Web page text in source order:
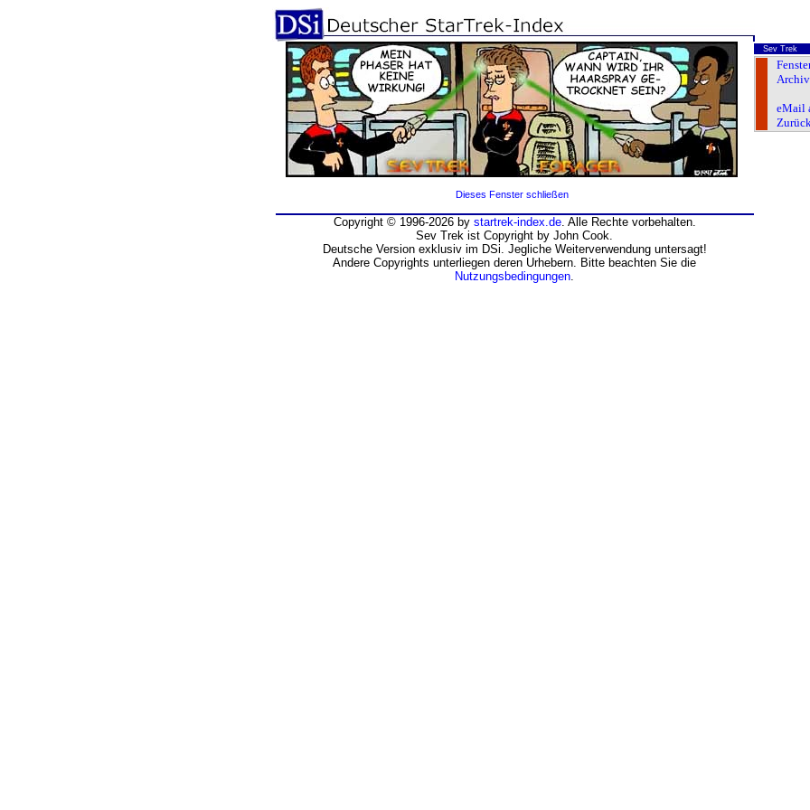
Dieses Fenster schließen
Sev Trek
Archiv
eMail
Copyright © 1996-2026 by startrek-index.de. Alle Rechte vorbehalten.
Sev Trek ist Copyright by John Cook.
Deutsche Version exklusiv im DSi. Jegliche Weiterverwendung untersagt!
Andere Copyrights unterliegen deren Urhebern. Bitte beachten Sie die
Nutzungsbedingungen.